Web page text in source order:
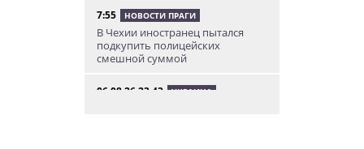
7:55 НОВОСТИ ПРАГИ
В Чехии иностранец пытался
подкупить полицейских
смешной суммой
06.08.26 23:43 УКРАИНА